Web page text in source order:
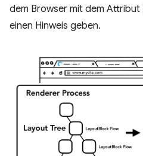
dem Browser mit dem Attribut
einen Hinweis geben.